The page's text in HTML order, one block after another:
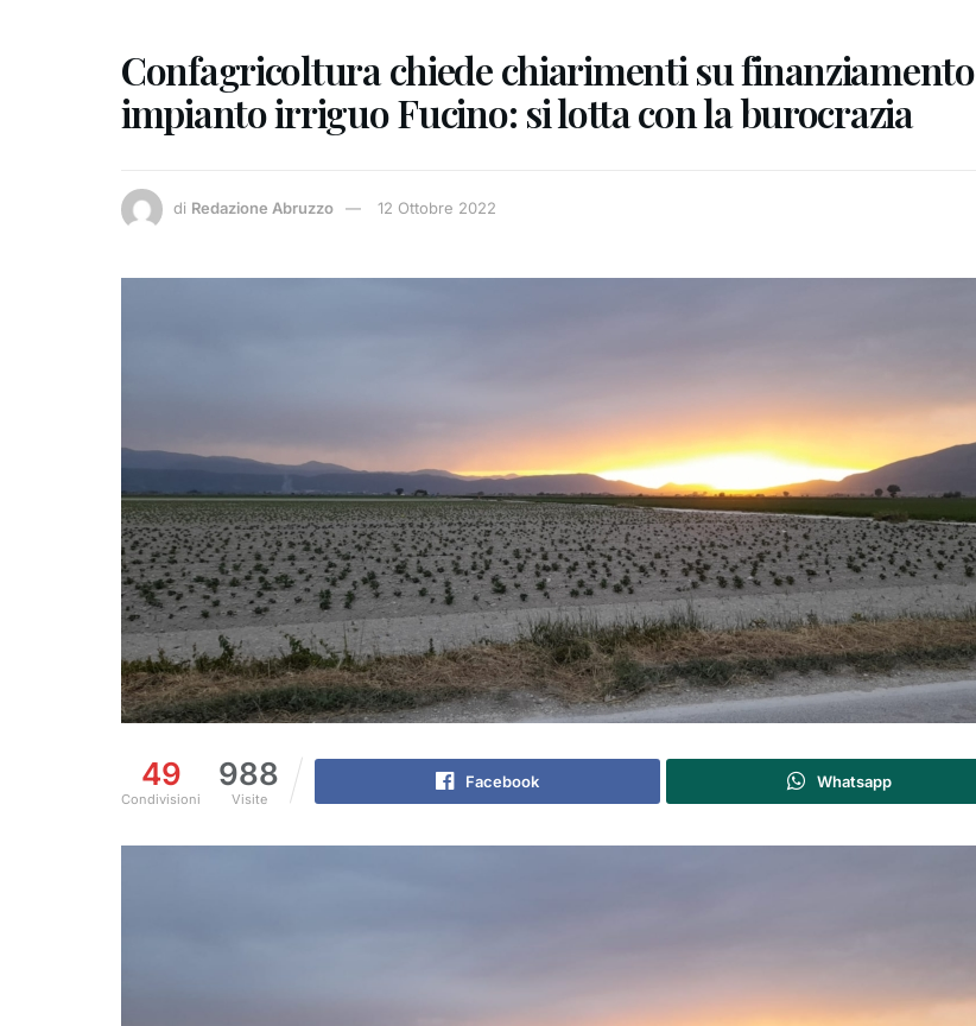
Confagricoltura chiede chiarimenti su finanziamento
impianto irriguo Fucino: si lotta con la burocrazia
di Redazione Abruzzo 12 Ottobre 2022
49
Condivisioni
988
Visite
Facebook Whatsapp